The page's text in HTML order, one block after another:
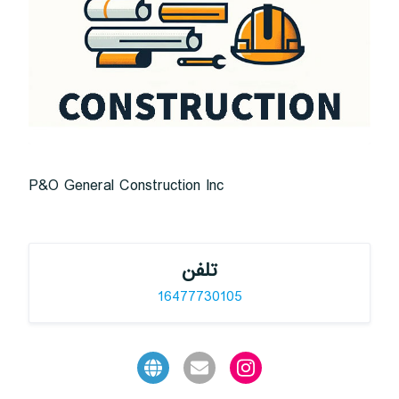
P&O General Construction Inc
تلفن
16477730105